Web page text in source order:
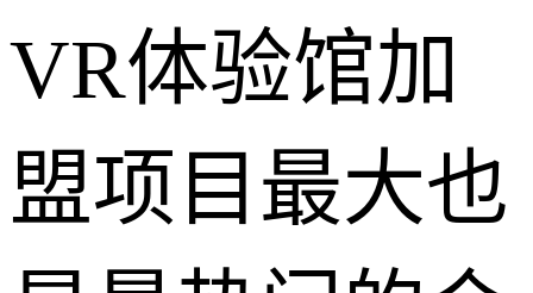
VR体验馆加
盟项目最大也